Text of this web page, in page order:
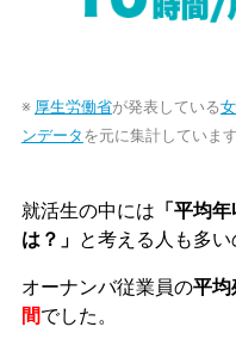
※ 厚生労働省が発表している
ンデータ を元に集計しています
就活生の中には 「平均
は？」 と考える人も多
オーナンバ従業員の平均
間でした。